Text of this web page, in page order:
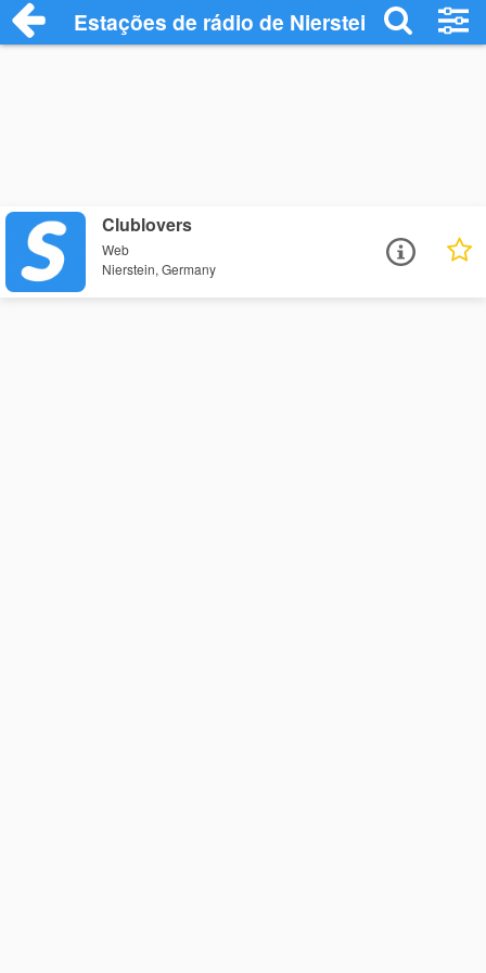
Estações de rádio de Nierstein - Ouça
Clublovers
Web
Nierstein, Germany